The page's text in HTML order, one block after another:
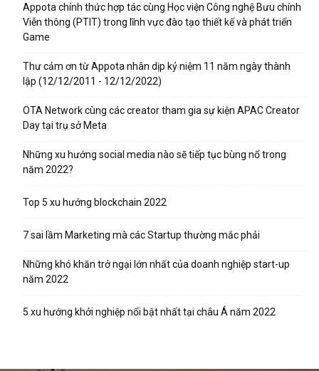
Appota chính thức hợp tác cùng Học viện Công nghệ Bưu chính
Viễn thông (PTIT) trong lĩnh vực đào tạo thiết kế và phát triển
Game
Thư cảm ơn từ Appota nhân dịp kỷ niệm 11 năm ngày thành
lập (12/12/2011 - 12/12/2022)
OTA Network cùng các creator tham gia sự kiện APAC Creator
Day tại trụ sở Meta
Những xu hướng social media nào sẽ tiếp tục bùng nổ trong
năm 2022?
Top 5 xu hướng blockchain 2022
7 sai lầm Marketing mà các Startup thường mắc phải
Những khó khăn trở ngại lớn nhất của doanh nghiệp start-up
năm 2022
5 xu hướng khởi nghiệp nổi bật nhất tại châu Á năm 2022